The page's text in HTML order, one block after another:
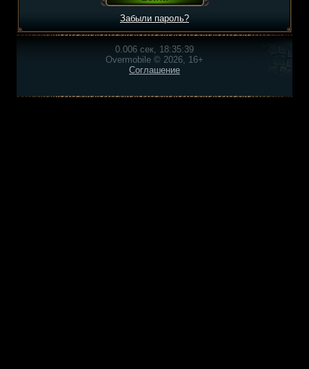
Забыли пароль?
0.006 сек, 18:35:39
Overmobile © 2026, 16+
Соглашение